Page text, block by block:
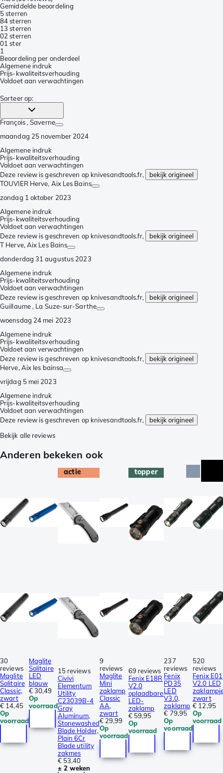
Gemiddelde beoordeling
5 sterren
84 sterren
13 sterren
02 sterren
01 ster
1
Beoordeling per onderdeel
Algemene indruk
Prijs-kwaliteitsverhouding
Voldoet aan verwachtingen
Sorteer op:
François , Saverne
maandag 25 november 2024
Algemene indruk
Prijs-kwaliteitsverhouding
Voldoet aan verwachtingen
Deze review is geschreven op knivesandtools.fr,
bekijk origineel
TOUVIER Herve, Aix Les Bains
zondag 1 oktober 2023
Algemene indruk
Prijs-kwaliteitsverhouding
Voldoet aan verwachtingen
Deze review is geschreven op knivesandtools.fr,
bekijk origineel
T Herve, Aix Les Bains
donderdag 31 augustus 2023
Algemene indruk
Prijs-kwaliteitsverhouding
Voldoet aan verwachtingen
Deze review is geschreven op knivesandtools.fr,
bekijk origineel
Guillaume , La Suze-sur-Sarthe
woensdag 24 mei 2023
Algemene indruk
Prijs-kwaliteitsverhouding
Voldoet aan verwachtingen
Deze review is geschreven op knivesandtools.fr,
bekijk origineel
Herve, Aix les bainsa
vrijdag 5 mei 2023
Algemene indruk
Prijs-kwaliteitsverhouding
Voldoet aan verwachtingen
Deze review is geschreven op knivesandtools.fr,
bekijk origineel
Bekijk alle reviews
Anderen bekeken ook
30
reviews
Maglite
Solitaire
Classic,
zwart
€ 14,45
Op
voorraad
Maglite
Solitaire
LED
blauw
€ 30,49
Op
voorraad
actie
15 reviews
Civivi
Elementum
Utility
C23039B-4
Gray
Aluminum,
Stonewashed
Blade Holder,
Plain 6Cr
Blade utility
zakmes
€ 53,40
± 2 weken
9
reviews
Maglite
Mini
zaklamp
Classic
AA,
zwart
€ 29,99
Op
voorraad
topper
69 reviews
Fenix E18R
V2.0
oplaadbare
LED-
zaklamp
€ 59,95
Op
voorraad
237
reviews
Fenix
PD35
LED
V3.0,
zaklamp
€ 79,95
Op
voorraad
520
reviews
Fenix E01
V2.0 LED
zwart
€ 12,95
Op
voorraad